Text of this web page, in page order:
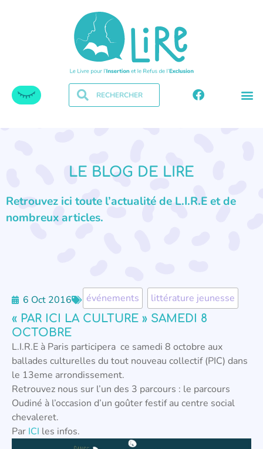
LE BLOG DE LIRE
Retrouvez ici toute l’actualité de L.I.R.E et de
nombreux articles.
6 Oct 2016 événements littérature jeunesse
« PAR ICI LA CULTURE » SAMEDI 8
OCTOBRE
L.I.R.E à Paris participera ce samedi 8 octobre aux
ballades culturelles du tout nouveau collectif (PIC) dans
le 13eme arrondissement.
Retrouvez nous sur l’un des 3 parcours : le parcours
Oudiné à l’occasion d’un goûter festif au centre social
chevaleret.
Par ICI les infos.